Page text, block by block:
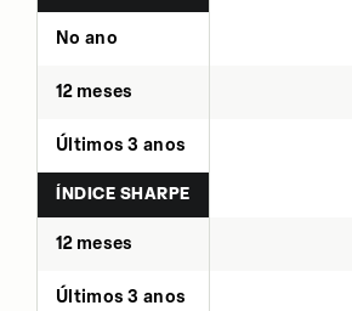
No ano
12 meses
Últimos 3 anos
ÍNDICE SHARPE
12 meses
Últimos 3 anos